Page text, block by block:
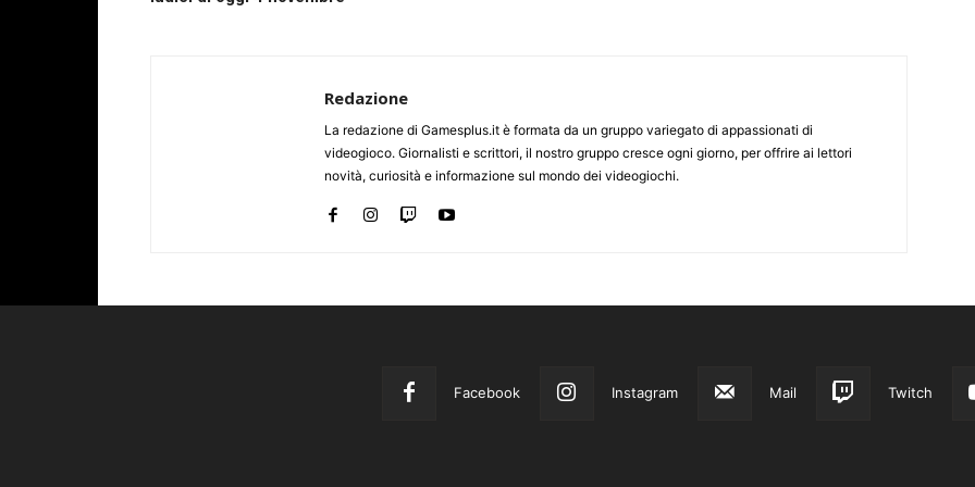
Redazione
La redazione di Gamesplus.it è formata da un gruppo variegato di appassionati di
videogioco. Giornalisti e scrittori, il nostro gruppo cresce ogni giorno, per offrire ai lettori
novità, curiosità e informazione sul mondo dei videogiochi.
Facebook Instagram Mail Twitch